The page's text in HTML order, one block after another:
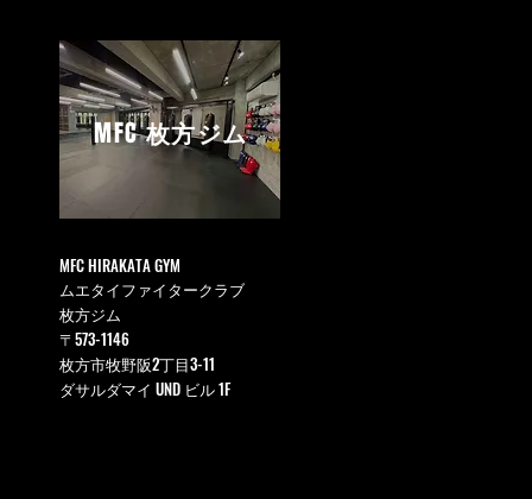
MFC枚方ジム
MFC HIRAKATA GYM
ムエタイファイタークラブ
枚方ジム
〒573-1146
枚方市牧野阪2丁目3-11
ダサルダマイ UND ビル 1F